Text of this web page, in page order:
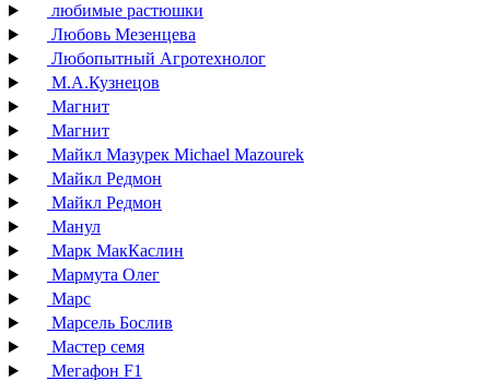
любимые растюшки
Любовь Мезенцева
Любопытный Агротехнолог
М.А.Кузнецов
Магнит
Магнит
Майкл Мазурек Michael Mazourek
Майкл Редмон
Майкл Редмон
Манул
Марк МакКаслин
Мармута Олег
Марс
Марсель Бослив
Мастер семя
Мегафон F1